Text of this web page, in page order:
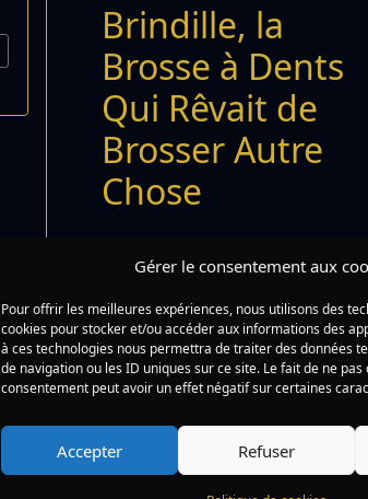
Gérer le consentement aux
Pour offrir les meilleures expériences, nous utilisons des
cookies pour stocker et/ou accéder aux informations des
à ces technologies nous permettra de traiter des données
de navigation ou les ID uniques sur ce site. Le fait de ne
consentement peut avoir un effet négatif sur certaines
Accepter Refuser
Brindille, la
Brosse à Dents
Qui Rêvait de
Brosser Autre
Chose